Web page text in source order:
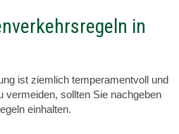
in
ist ziemlich temperamentvoll und
vermeiden, sollten Sie nachgeben
einhalten.